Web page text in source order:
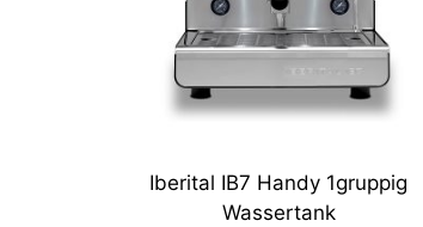
Iberital IB7 Handy 1gruppig
Wassertank